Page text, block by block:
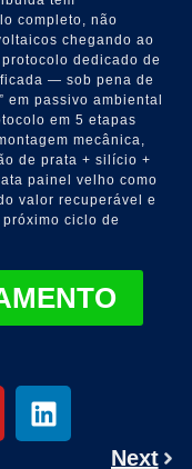
completo, não
chegando ao
dedicado de
— sob pena de
em passivo ambiental
em 5 etapas
mecânica,
de prata + silício +
painel velho como
valor recuperável e
ciclo de
Next